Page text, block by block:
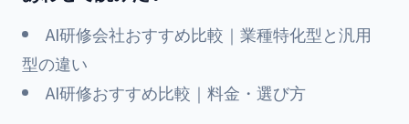
AI研修会社おすすめ比較｜業種特化型と汎用
型の違い
AI研修おすすめ比較｜料金・選び方